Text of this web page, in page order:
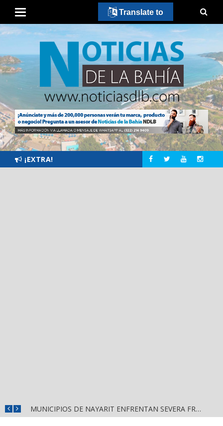
¡EXTRA!
MUNICIPIOS DE NAYARIT ENFRENTAN SEVERA FRAGILIDAD FINANCIERA POR DEUDAS Y NÓMINAS
Translate to